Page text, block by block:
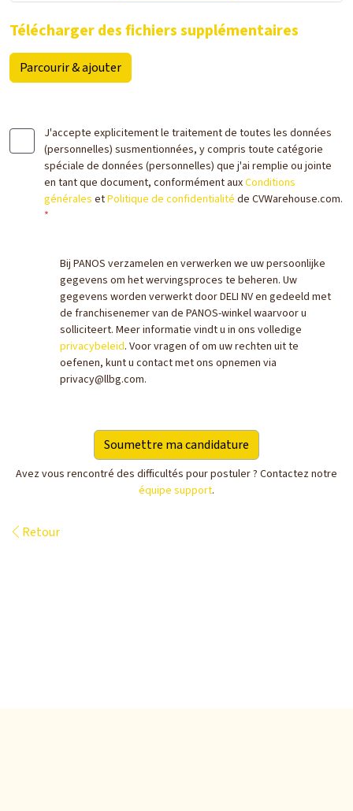
Télécharger des fichiers supplémentaires
Parcourir & ajouter
J'accepte explicitement le traitement de toutes les données
(personnelles) susmentionnées, y compris toute catégorie
spéciale de données (personnelles) que j'ai remplie ou jointe
en tant que document, conformément auxConditions
générales etPolitique de confidentialité de CVWarehouse.com.
*
Bij PANOS verzamelen en verwerken we uw persoonlijke
gegevens om het wervingsproces te beheren. Uw
gegevens worden verwerkt door DELI NV en gedeeld met
de franchisenemer van de PANOS-winkel waarvoor u
solliciteert. Meer informatie vindt u in ons volledige
privacybeleid. Voor vragen of om uw rechten uit te
oefenen, kunt u contact met ons opnemen via
privacy@llbg.com.
Avez vous rencontré des difficultés pour postuler ? Contactez notre
équipe support.
Retour